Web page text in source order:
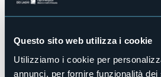
Questo sito web utilizza i cookie
Utilizziamo i cookie per
annunci, per fornire funzionalità
alla nostalgia evocata da un
italiano:La Gatta di Gino Paoli.
sull’appartenenza e sulle origini